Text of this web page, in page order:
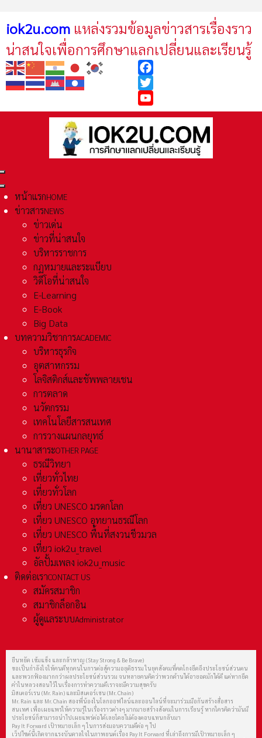
iok2u.com แหล่งรวมข้อมูลข่าวสารเรื่องราว
น่าสนใจเพื่อการศึกษาแลกเปลี่ยนและเรียนรู้
Facebook
Twitter
YouTube
หน้าแรกHOME
ข่าวสารNEWS
ข่าวเด่น
ข่าวที่น่าสนใจ
บริหารราชการ
กฏหมายและระเเบียบ
วิดีโอที่น่าสนใจ
E-Learning
E-Book
Big Data
บทความวิชาการACADEMIC
บริหารธุรกิจ
อุตสาหกรรม
โลจิสติกส์และชัพพลายเชน
การตลาด
นวัตกรรม
เทคโนโลยีสารสนเทศ
การวางแผนกลยุทธ์
นานาสาระOTHER PAGE
ธรณีวิทยา
เที่ยวทั่วไทย
เที่ยวทั่วโลก
เที่ยว UNESCO มรดกโลก
เที่ยว UNESCO อุทยานธรณีโลก
เที่ยว UNESCO พื้นที่สงวนชีวมวล
เที่ยว iok2u_travel
อัลปั้มเพลง iok2u_music
ติดต่อเราCONTACT US
สมัครสมาชิก
สมาชิกล็อกอิน
ผู้ดูแลระบบAdministrator
ยืนหยัด เข้มแข็ง และกล้าหาญ (Stay Strong & Be Brave)
ขอเป็นกำลังใจให้คนดีทุกคนในการต่อสู้ความอยุติธรรม ในยุคสังคมที่คดโกงยึดถึงประโยชน์ส่วนตน
และพวกฟ้องมากกว่าผลประโยชน์ส่วนรวม จนหลายคนคิดว่าพวกด้านได้อายอดมักได้ดี แต่หากยึด
คำในหลวงสอนไว้ในเรื่องการทำความดีเราจะมีความสุขครับ
มิสเตอร์เรน (Mr. Rain) และมิสเตอร์เชน (Mr. Chain)
Mr. Rain และ Mr. Chain สองพี่น้องในโลกออฟไลน์และออนไลน์ที่จะมาร่วมมือกันสร้างสื่อสาร
สนเทศ เพื่อเผยแพร่ให้ความรู้ในเรื่องราวต่างๆ มากมายสร้างสังคมในการเรียนรู้ หากใครคิดว่ามันมี
ประโยชน์ก็สามารถนำไปเผยแพร่ต่อได้เลยโดยไม่ต้องตอบแทนกลับมา
Pay It Forward เป้าหมายเล็ก ๆ ในการส่งมอบความดีต่อ ๆ ไป
เว็ปไซต์นี้เกิดจากแรงบันดาลใจในภาพยนต์เรื่อง Pay It Forward ที่เล่าถึงการมีเป้าหมายเล็ก ๆ